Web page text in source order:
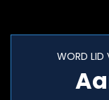
WORD LID